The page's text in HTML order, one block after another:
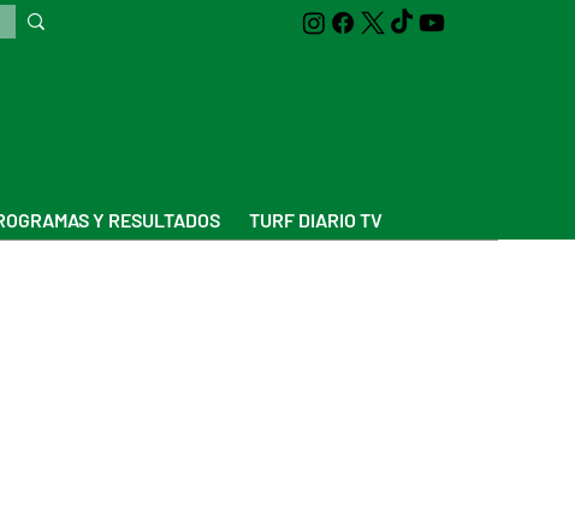
Y RESULTADOS TURF DIARIO TV